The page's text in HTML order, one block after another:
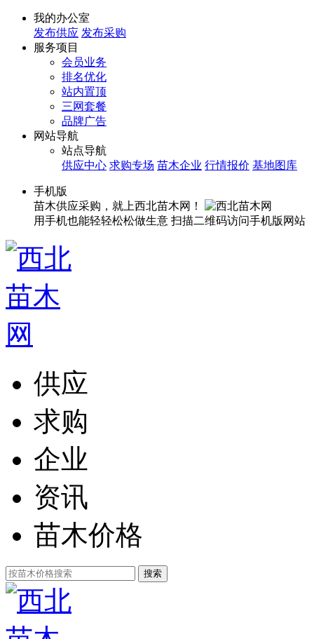
我的办公室
发布供应 发布采购
服务项目
会员业务
排名优化
站内置顶
三网套餐
品牌广告
网站导航
站点导航
供应中心 求购专场 苗木企业 行情报价 基地图库
手机版
苗木供应采购，就上西北苗木网！
用手机也能轻轻松松做生意 扫描二维码访问手机版网站
供应
求购
企业
资讯
苗木价格